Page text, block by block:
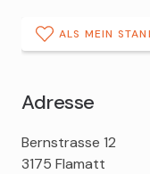
ALS MEIN
Adresse
DROPA
Drogerie
Bernstrasse 12
3175 Flamatt